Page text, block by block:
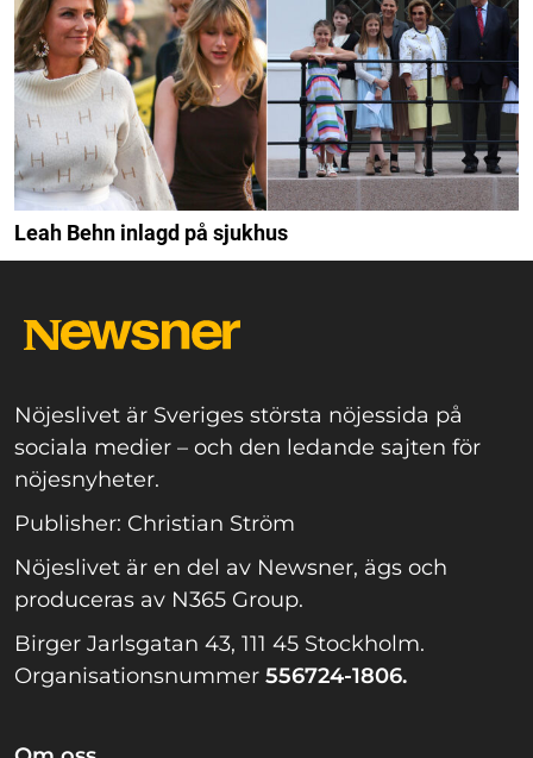
Leah Behn inlagd på sjukhus
Nöjeslivet är Sveriges största nöjessida på
sociala medier – och den ledande sajten för
nöjesnyheter.
Publisher: Christian Ström
Nöjeslivet är en del av Newsner, ägs och
produceras av N365 Group.
Birger Jarlsgatan 43, 111 45 Stockholm.
Organisationsnummer 556724-1806.